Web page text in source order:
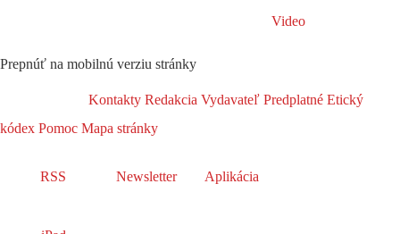
Video
Prepnúť na mobilnú verziu stránky
Kontakty Redakcia Vydavateľ Predplatné Etický
kódex Pomoc Mapa stránky
RSS Newsletter Aplikácia